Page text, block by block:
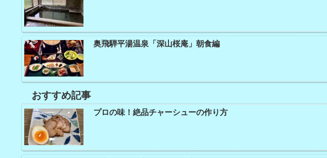
奥飛騨平湯温泉「深山桜庵」朝食編
おすすめ記事
プロの味！絶品チャーシューの作り方